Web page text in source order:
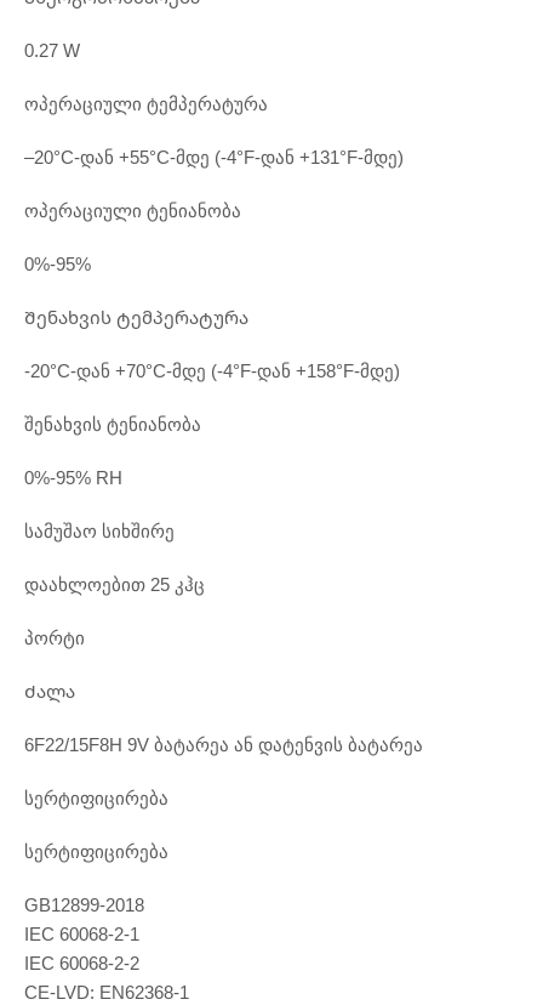
0.27 W
ოპერაციული ტემპერატურა
–20°C-დან +55°C-მდე (-4°F-დან +131°F-მდე)
ოპერაციული ტენიანობა
0%-95%
Შენახვის ტემპერატურა
-20°C-დან +70°C-მდე (-4°F-დან +158°F-მდე)
შენახვის ტენიანობა
0%-95% RH
სამუშაო სიხშირე
დაახლოებით 25 კჰც
პორტი
Ძალა
6F22/15F8H 9V ბატარეა ან დატენვის ბატარეა
სერტიფიცირება
სერტიფიცირება
GB12899-2018
IEC 60068-2-1
IEC 60068-2-2
CE-LVD: EN62368-1